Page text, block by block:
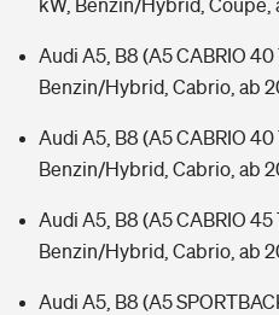
kW, Benzin/Hybrid, Coupe,
Audi A5, B8 (A5 CABRIO 40
Benzin/Hybrid, Cabrio, ab
Audi A5, B8 (A5 CABRIO 40
Benzin/Hybrid, Cabrio, ab
Audi A5, B8 (A5 CABRIO 45
Benzin/Hybrid, Cabrio, ab
Audi A5, B8 (A5